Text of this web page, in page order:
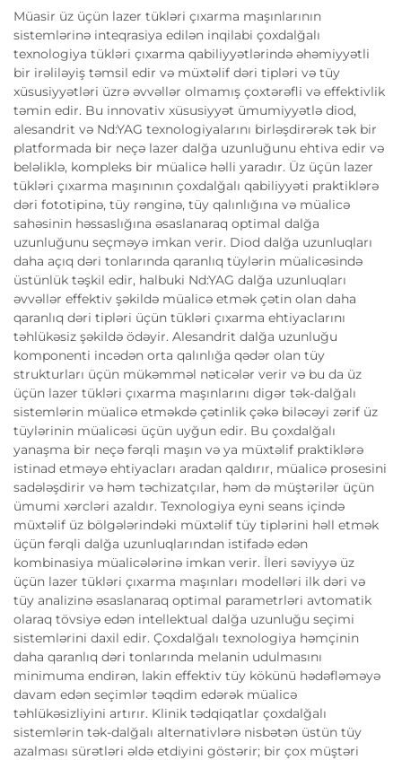
Müasir üz üçün lazer tükləri çıxarma maşınlarının
sistemlərinə inteqrasiya edilən inqilabi çoxdalğalı
texnologiya tükləri çıxarma qabiliyyətlərində əhəmiyyətli
bir irəliləyiş təmsil edir və müxtəlif dəri tipləri və tüy
xüsusiyyətləri üzrə əvvəllər olmamış çoxtərəfli və effektivlik
təmin edir. Bu innovativ xüsusiyyət ümumiyyətlə diod,
alesandrit və Nd:YAG texnologiyalarını birləşdirərək tək bir
platformada bir neçə lazer dalğa uzunluğunu ehtiva edir və
beləliklə, kompleks bir müalicə həlli yaradır. Üz üçün lazer
tükləri çıxarma maşınının çoxdalğalı qabiliyyəti praktiklərə
dəri fototipinə, tüy rənginə, tüy qalınlığına və müalicə
sahəsinin həssaslığına əsaslanaraq optimal dalğa
uzunluğunu seçməyə imkan verir. Diod dalğa uzunluqları
daha açıq dəri tonlarında qaranlıq tüylərin müalicəsində
üstünlük təşkil edir, halbuki Nd:YAG dalğa uzunluqları
əvvəllər effektiv şəkildə müalicə etmək çətin olan daha
qaranlıq dəri tipləri üçün tükləri çıxarma ehtiyaclarını
təhlükəsiz şəkildə ödəyir. Alesandrit dalğa uzunluğu
komponenti incədən orta qalınlığa qədər olan tüy
strukturları üçün mükəmməl nəticələr verir və bu da üz
üçün lazer tükləri çıxarma maşınlarını digər tək-dalğalı
sistemlərin müalicə etməkdə çətinlik çəkə biləcəyi zərif üz
tüylərinin müalicəsi üçün uyğun edir. Bu çoxdalğalı
yanaşma bir neçə fərqli maşın və ya müxtəlif praktiklərə
istinad etməyə ehtiyacları aradan qaldırır, müalicə prosesini
sadələşdirir və həm təchizatçılar, həm də müştərilər üçün
ümumi xərcləri azaldır. Texnologiya eyni seans içində
müxtəlif üz bölgələrindəki müxtəlif tüy tiplərini həll etmək
üçün fərqli dalğa uzunluqlarından istifadə edən
kombinasiya müalicələrinə imkan verir. İleri səviyyə üz
üçün lazer tükləri çıxarma maşınları modelləri ilk dəri və
tüy analizinə əsaslanaraq optimal parametrləri avtomatik
olaraq tövsiyə edən intellektual dalğa uzunluğu seçimi
sistemlərini daxil edir. Çoxdalğalı texnologiya həmçinin
daha qaranlıq dəri tonlarında melanin udulmasını
minimuma endirən, lakin effektiv tüy kökünü hədəfləməyə
davam edən seçimlər təqdim edərək müalicə
təhlükəsizliyini artırır. Klinik tədqiqatlar çoxdalğalı
sistemlərin tək-dalğalı alternativlərə nisbətən üstün tüy
azalması sürətləri əldə etdiyini göstərir; bir çox müştəri